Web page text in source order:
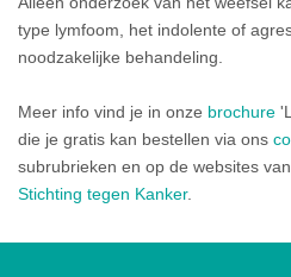
type lymfoom, het indolente of
noodzakelijke behandeling.
Meer info vind je in onze brochure
die je gratis kan bestellen via ons
subrubrieken en op de websites van
Stichting tegen Kanker.